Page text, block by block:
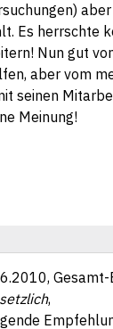
Es herrschte
Nun gut
aber vom
seinen
Meinung!
,
,